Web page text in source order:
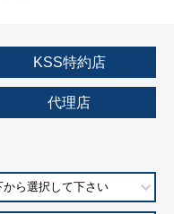
KSS特約店
代理店
から選択して下さい